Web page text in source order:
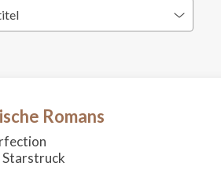
Romans
Starstruck